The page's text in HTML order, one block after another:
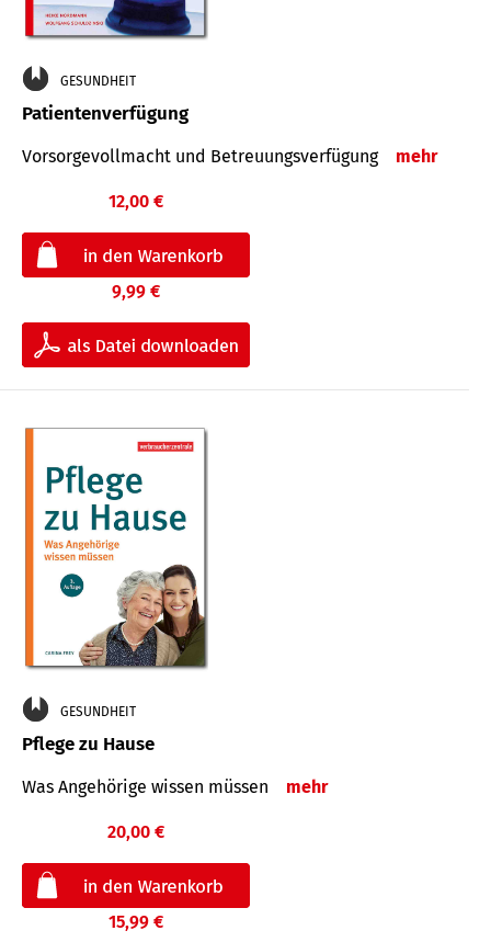
GESUNDHEIT
Patientenverfügung
Vorsorgevollmacht und Betreuungsverfügung mehr
12,00 €
9,99 €
GESUNDHEIT
Pflege zu Hause
Was Angehörige wissen müssen mehr
20,00 €
15,99 €